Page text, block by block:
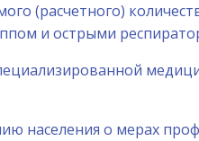
(расчетного)
и острыми
населения о мерах